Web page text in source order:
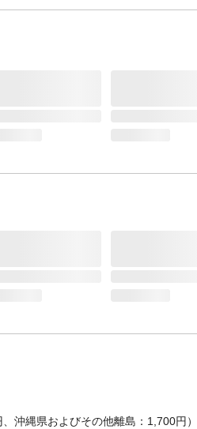
沖縄県およびその他離島：1,700円